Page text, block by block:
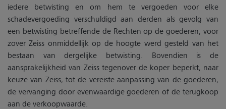
iedere betwisting en om hem te vergoeden voor elke
schadevergoeding verschuldigd aan derden als gevolg van
een betwisting betreffende de Rechten op de goederen, voor
zover Zeiss onmiddellijk op de hoogte werd gesteld van het
bestaan van dergelijke betwisting. Bovendien is de
aansprakelijkheid van Zeiss tegenover de koper beperkt, naar
keuze van Zeiss, tot de vereiste aanpassing van de goederen,
de vervanging door evenwaardige goederen of de terugkoop
aan de verkoopwaarde.